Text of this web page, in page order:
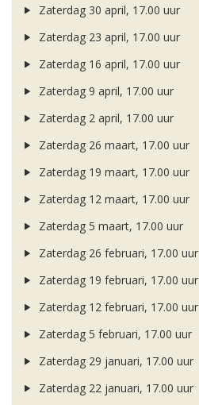
Zaterdag 30 april, 17.00 uur
Zaterdag 23 april, 17.00 uur
Zaterdag 16 april, 17.00 uur
Zaterdag 9 april, 17.00 uur
Zaterdag 2 april, 17.00 uur
Zaterdag 26 maart, 17.00 uur
Zaterdag 19 maart, 17.00 uur
Zaterdag 12 maart, 17.00 uur
Zaterdag 5 maart, 17.00 uur
Zaterdag 26 februari, 17.00 uur
Zaterdag 19 februari, 17.00 uur
Zaterdag 12 februari, 17.00 uur
Zaterdag 5 februari, 17.00 uur
Zaterdag 29 januari, 17.00 uur
Zaterdag 22 januari, 17.00 uur